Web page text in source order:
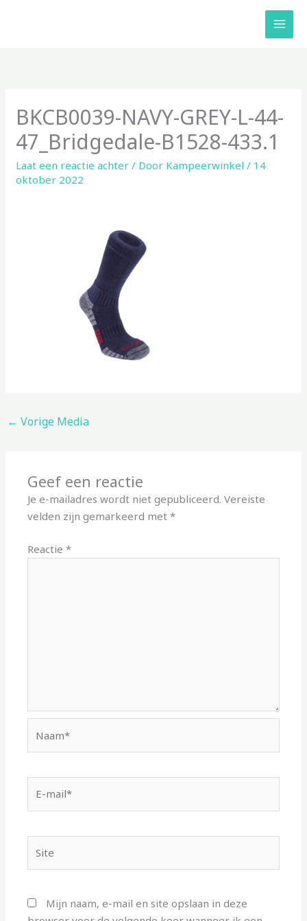
BKCB0039-NAVY-GREY-L-44-
47_Bridgedale-B1528-433.1
Laat een reactie achter / Door Kampeerwinkel/ 14
oktober 2022
← Vorige Media
Geef een reactie
Je e-mailadres wordt niet gepubliceerd. Vereiste
velden zijn gemarkeerd met*
Reactie*
mail*
Mijn naam, e-mail en site opslaan in deze